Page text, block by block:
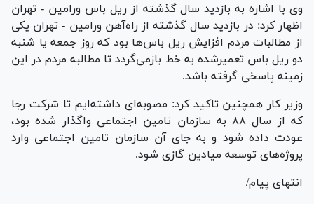
وی با اشاره به بازدید سال گذشته از ریل باس ورامین - تهران
اظهار کرد: در بازدید سال گذشته از راه‌آهن ورامین - تهران یکی
از مطالبات مردم افزایش ریل باس‌ها بود که روز جمعه یا شنبه
دو ریل باس تعمیرشده به خط بازمی‌گردد تا مطالبه مردم در این
زمینه پاسخی گرفته باشد.
وزیر کار همچنین تاکید کرد: مصوبه‌ای داشته‌ایم تا شرکت رجا
که از سال ۸۸ به سازمان تامین اجتماعی واگذار شده بود،
عودت داده شود و به جای آن سازمان تامین اجتماعی وارد
پروژه‌های توسعه میادین گازی شود.
انتهای پیام/